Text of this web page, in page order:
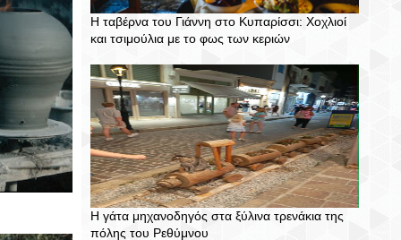
Η ταβέρνα του Γιάννη στο Κυπαρίσσι: Χοχλιοί
και τσιμούλια με το φως των κεριών
Η γάτα μηχανοδηγός στα ξύλινα τρενάκια της
πόλης του Ρεθύμνου